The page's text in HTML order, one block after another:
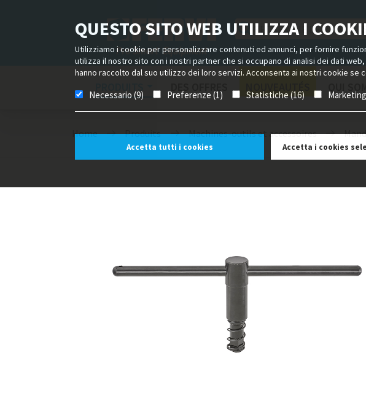
QUESTO SITO WEB UTILIZZA I
Utilizziamo i cookie per personalizzare contenuti ed annunci, per fornire
utilizza il nostro sito con i nostri partner che si occupano di analisi dei dati
hanno raccolto dal suo utilizzo dei loro servizi. Acconsenta ai nostri cookie se
Necessario (9) Preferenze (1) Statistiche (16)
Accetta tutti i cookies Accetta i cookies
Home Produits Machines-outils et accessoires